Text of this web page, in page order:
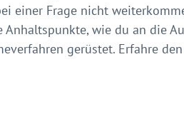
einer Frage nicht
Anhaltspunkte, wie du an die
gerüstet. Erfahre